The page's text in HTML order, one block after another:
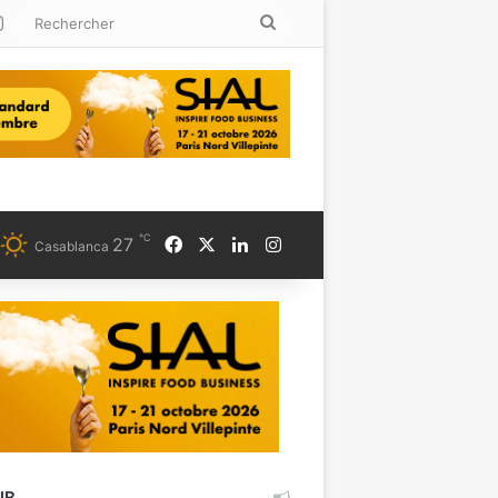
Instagram
Casablanca 27 ℃ FacebookLinkedinInstagram